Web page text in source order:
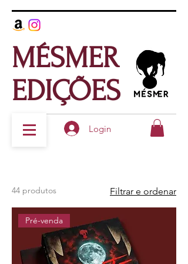
MÉSMER
EDIÇÕES
Login
44 produtos Filtrar e ordenar
Pré-venda